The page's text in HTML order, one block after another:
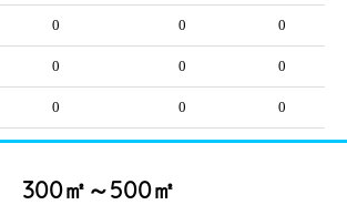
0 0 0
0 0 0
0 0 0
300㎡～500㎡